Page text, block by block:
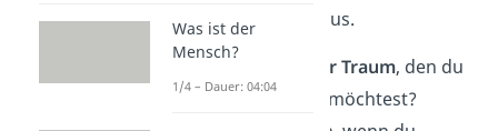
Gesprächspartner heraus.
Was ist dein
größter Traum, den du
noch verwirklichen möchtest?
Was ist der
Mensch?
1/4 – Dauer: 04:04